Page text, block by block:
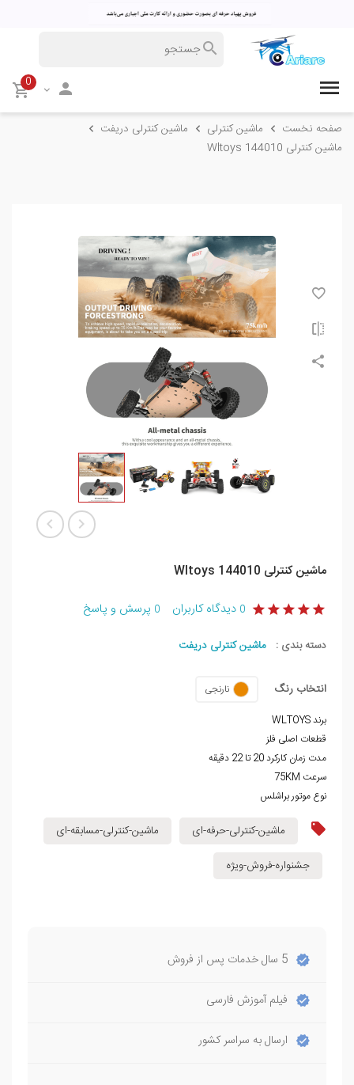
0
صفحه نخست ماشین کنترلی
ماشین کنترلی دریفت
ماشین کنترلی Wltoys 144010
ماشین کنترلی Wltoys 144010
0 دیدگاه کاربران 0 پرسش و پاسخ
دسته بندی : ماشین کنترلی دریفت
انتخاب رنگ
نارنجی
برند WLTOYS
قطعات اصلی فلز
مدت زمان کارکرد 20 تا 22 دقیقه
سرعت 75KM
نوع موتور براشلس
ماشین-کنترلی-حرفه-ای
ماشین-کنترلی-مسابقه-ای
جشنواره-فروش-ویژه
5 سال خدمات پس از فروش
فیلم آموزش فارسی
ارسال به سراسر کشور